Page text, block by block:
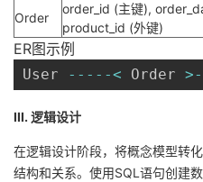
Order
order_id (主键),
product_id (外键)
ER图示例
User -- -- -< Order >
III. 逻辑设计
在逻辑设计阶段，将概念模型转
结构和关系。使用SQL语句创建数